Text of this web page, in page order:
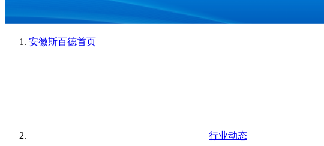
安徽斯百德首页
行业动态